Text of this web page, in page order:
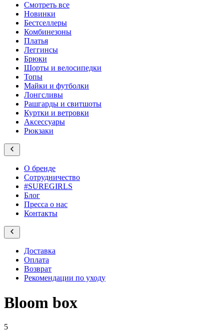
Смотреть все
Новинки
Бестселлеры
Комбинезоны
Платья
Леггинсы
Брюки
Шорты и велосипедки
Топы
Майки и футболки
Лонгсливы
Рашгарды и свитшоты
Куртки и ветровки
Аксессуары
Рюкзаки
О бренде
Сотрудничество
#SUREGIRLS
Блог
Пресса о нас
Контакты
Доставка
Оплата
Возврат
Рекомендации по уходу
Bloom box
5